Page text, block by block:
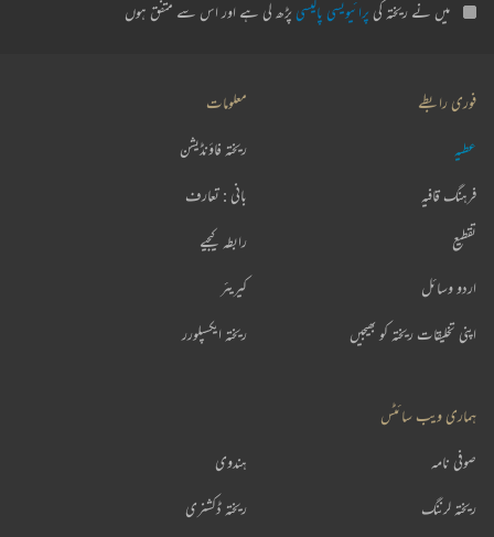
میں نے ریختہ کی پرائیویسی پالیسی پڑھ لی ہے اور اس سے متفق ہوں
فوری رابطے
عطیہ
فرہنگ قافیہ
تقطیع
اردو وسائل
اپنی تخلیقات ریختہ کو بھیجیں
معلومات
ریختہ فاؤنڈیشن
بانی : تعارف
رابطہ کیجیے
کیریئر
ریختہ ایکسپلورر
ہماری ویب سائٹس
ہندوی صوفی نامہ
ریختہ ڈکشنری ریختہ لرننگ